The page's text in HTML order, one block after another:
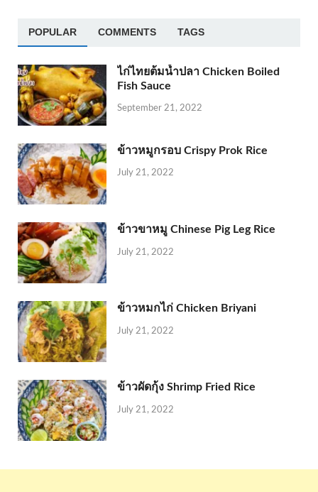
POPULAR COMMENTS TAGS
ไก่ไทยต้มน้ำปลา Chicken Boiled
Fish Sauce
September 21, 2022
ข้าวหมูกรอบ Crispy Prok Rice
July 21, 2022
ข้าวขาหมู Chinese Pig Leg Rice
July 21, 2022
ข้าวหมกไก่ Chicken Briyani
July 21, 2022
ข้าวผัดกุ้ง Shrimp Fried Rice
July 21, 2022